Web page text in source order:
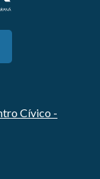
Cívico -